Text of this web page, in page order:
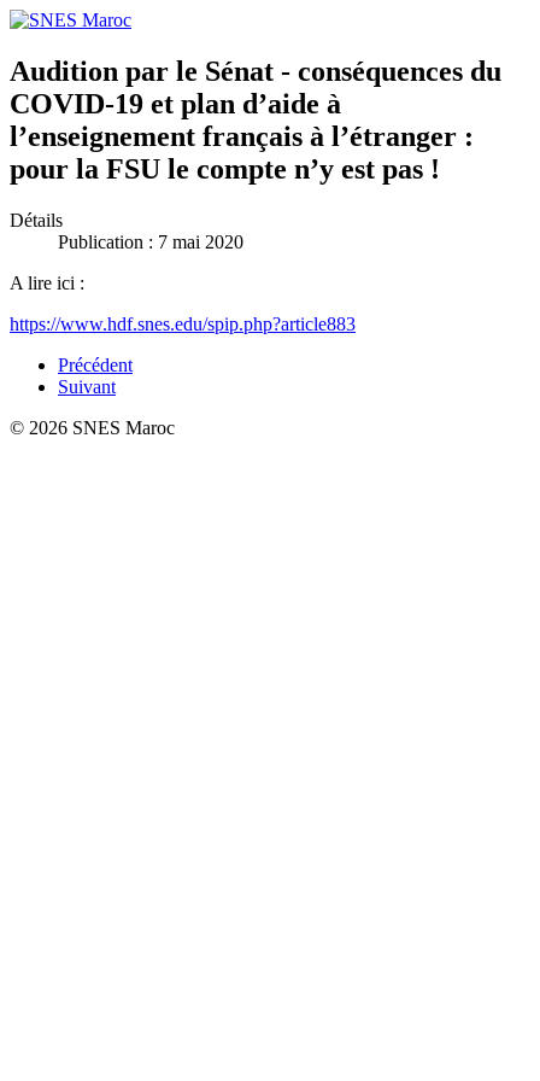
Audition par le Sénat - conséquences du
COVID-19 et plan d’aide à
l’enseignement français à l’étranger :
pour la FSU le compte n’y est pas !
Détails
Publication : 7 mai 2020
A lire ici :
https://www.hdf.snes.edu/spip.php?article883
Précédent
Suivant
© 2026 SNES Maroc